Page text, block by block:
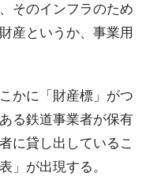
そのインフラのため
産というか、事業用
かに「財産標」がつ
る鉄道事業者が保有
に貸し出しているこ
」が出現する。